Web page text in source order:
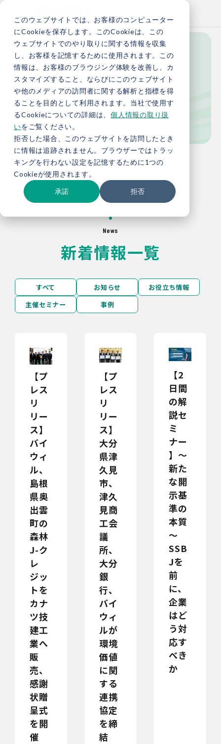
このウェブサイトでは、お客様のコンピューター
にCookieを保存します。このCookieは、この
ウェブサイトでのやり取りに関する情報を収集
し、お客様を記憶するために使用されます。この
情報は、お客様のブラウジング体験を改善し、カ
スタマイズすること、ならびにこのウェブサイト
や他のメディアの訪問者に関する解析と指標を得
ることを目的として利用されます。当社で使用す
るCookieについての詳細は、 個人情報の取り扱
いをご覧ください。
拒否した場合、このウェブサイトを訪問したとき
に情報は追跡されません。ブラウザーではトラッ
キングを行わない設定を記憶するために1つの
Cookieが使用されます。
承諾 拒否
News
新着情報
TOP 新着情報
News
新着情報一覧
すべて お知らせ
お役立ち情報
主催セミナー
事例
【プ
レス
リ
リー
ス】
バイ
ウィ
ル、
島根
県奥
出雲
町の
森林
J-ク
レ
ジッ
トを
カナ
ツ技
建工
業へ
販
売、
感謝
状贈
呈式
を開
催
【プ
レス
リ
リー
ス】
大分
県津
久見
市、
津久
見商
工会
議
所、
大分
銀
行、
バイ
ウィ
ルが
環境
価値
に関
する
連携
協定
を締
結
【2
日間
の解
説セ
ミ
ナー
】～
新た
な開
示基
準の
本質
～
SSB
Jを
前
に、
企業
はど
う対
応す
べき
か